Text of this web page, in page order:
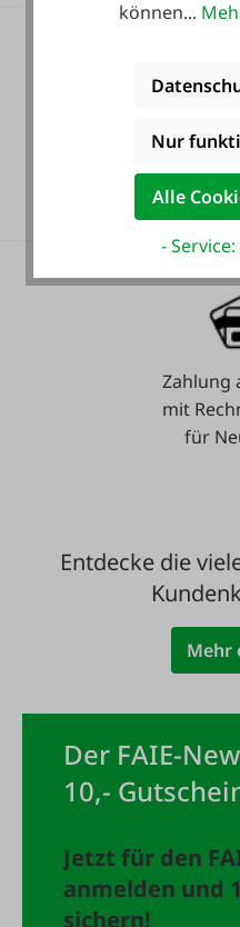
36
Zahlung
mit
für
Entdecke die
Mehr
Der FAIE-
10,-
Jetzt für den
anmelden und
sichern!
können...
Nur
Alle
-